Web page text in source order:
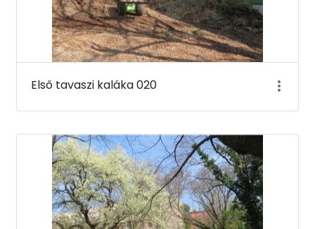
Első tavaszi kaláka 020